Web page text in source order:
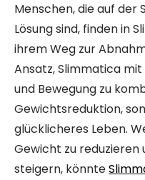
Menschen, die auf der
Lösung sind, finden in
ihrem Weg zur
Ansatz, Slimmatica
und Bewegung zu
Gewichtsreduktion,
glücklicheres Leben.
Gewicht zu reduzieren
steigern, könnte